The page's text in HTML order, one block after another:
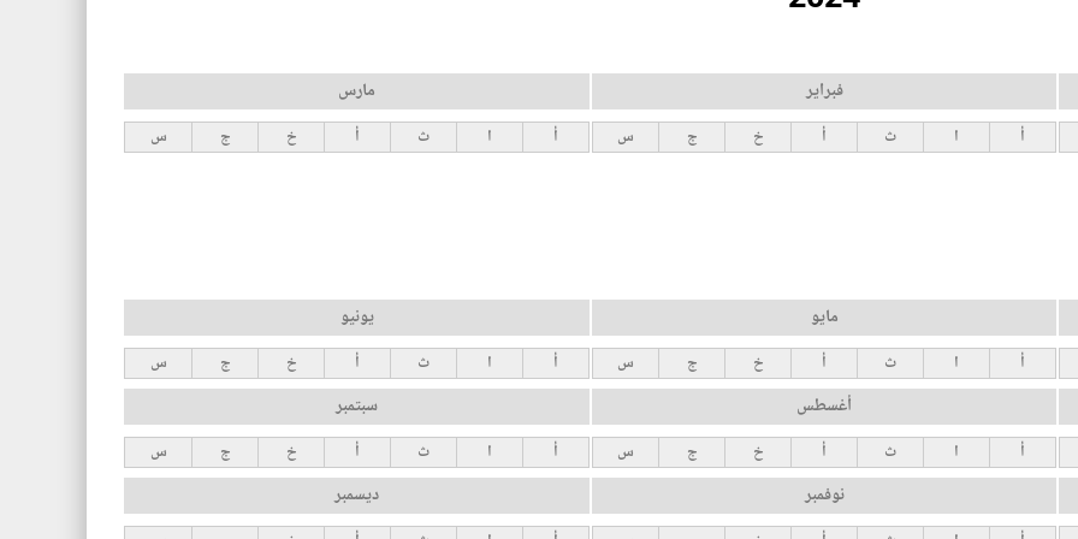
فبراير
أ ا ث أ خ ج س
مارس
أ ا ث أ خ ج س
مايو
أ ا ث أ خ ج س
يونيو
أ ا ث أ خ ج س
أغسطس
أ ا ث أ خ ج س
سبتمبر
أ ا ث أ خ ج س
نوفمبر ديسمبر